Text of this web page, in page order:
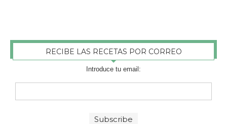
RECIBE LAS RECETAS POR CORREO
Introduce tu email: